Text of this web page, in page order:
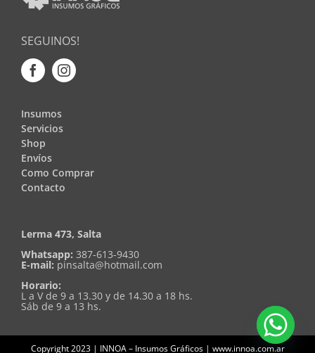
SEGUINOS!
Insumos
Servicios
Shop
Envíos
Como Comprar
Contacto
Lerma 473, Salta
Whatsapp: 387-613-9430
E-mail: pinsalta@hotmail.com
Horario:
L a V de 9 a 13.30 y de 14.30 a 18 hs.
Sáb de 9 a 13 hs.
Copyright 2023 | INNOA – Insumos Gráficos | www.innoa.com.ar